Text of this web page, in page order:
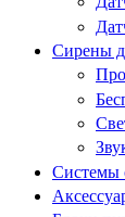
Сирены
Системы